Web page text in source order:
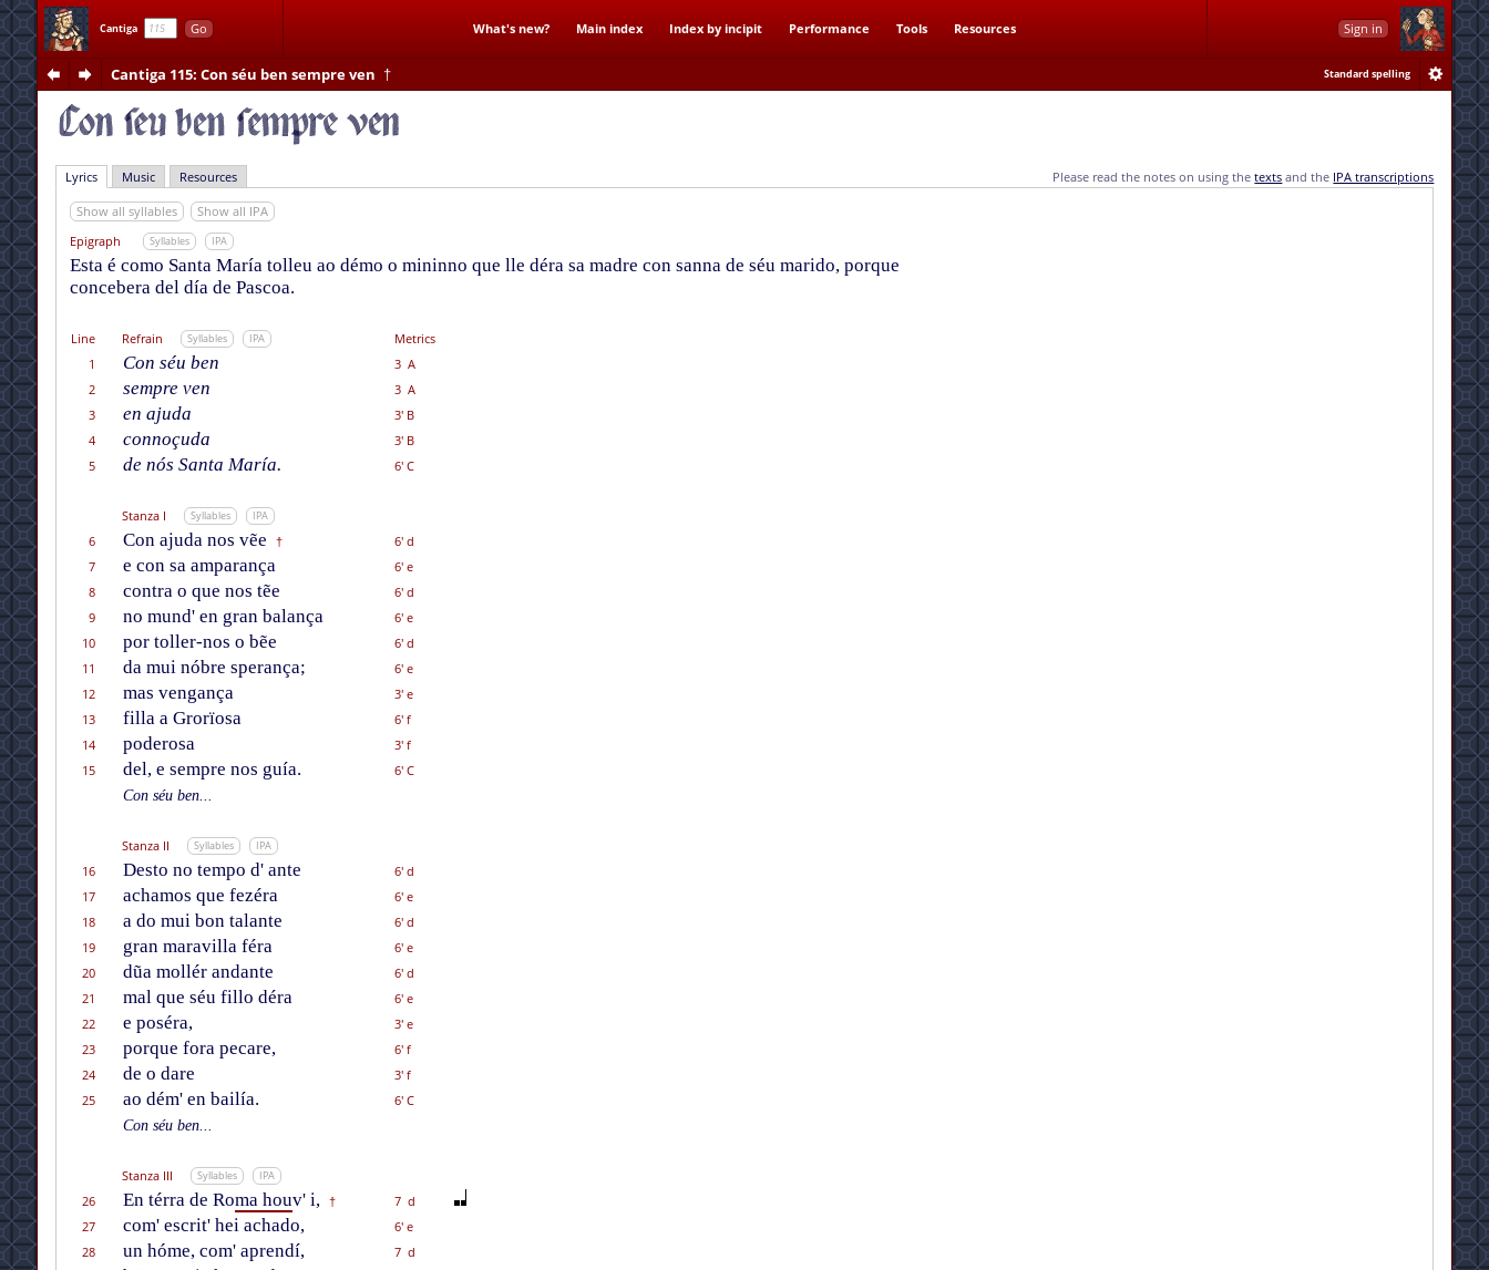
Cantiga Go What's new? Main index Index by incipit Performance Tools Resources Sign in
Cantiga 115: Con séu ben sempre ven † Standard spelling
Lyrics Music Resources Please read the notes on using thetexts and the IPA transcriptions
Show all syllables
Show all IPA
Epigraph
Syllables IPA
Esta é como Santa María tolleu ao démo o mininno que lle déra sa madre con sanna de séu marido, porque
concebera del día de Pascoa.
Line Refrain Syllables IPA
Metrics
1
Con séu ben
3 A
2
sempre ven
3 A
3
en ajuda
3' B
4
connoçuda
3' B
5
de nós Santa María. 6' C
Stanza I Syllables IPA
6 Con ajuda nos vẽe †
6' d
7
e con sa amparança
6' e
8
contra o que nos tẽe
6' d
9
no mund' en gran balança
6' e
10
por toller-nos o bẽe
6' d
11
da mui nóbre sperança;
6' e
12
mas vengança
3' e
13
filla a Grorïosa
6' f
14
poderosa
3' f
15
del, e sempre nos guía.
6' C
Con séu ben...
Stanza II Syllables IPA
16 Desto no tempo d' ante
6' d
17
achamos que fezéra
6' e
18
a do mui bon talante
6' d
19
gran maravilla féra
6' e
20
dũa mollér andante
6' d
21
mal que séu fillo déra
6' e
22
e poséra,
3' e
23
porque fora pecare,
6' f
24
de o dare
3' f
25
ao dém' en bailía.
6' C
Con séu ben...
Stanza III Syllables IPA
26 En térra de Roma houv' i, †
7 d
27
com' escrit' hei achado,
6' e
28
un hóme, com' aprendí,
7 d